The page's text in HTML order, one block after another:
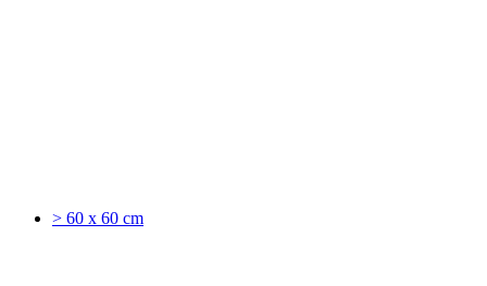
> 60 x 60 cm